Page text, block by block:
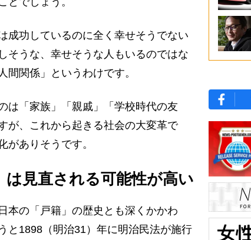
功しているのに全く幸せそうでない
そうな、幸せそうな人もいるのではな
関係」というわけです。
「家族」「親戚」「学校時代の友
が、これから起きる社会の大変革で
がありそうです。
見直される可能性が高い
の「戸籍」の歴史とも深くかかわ
と1898（明治31）年に明治民法が施行